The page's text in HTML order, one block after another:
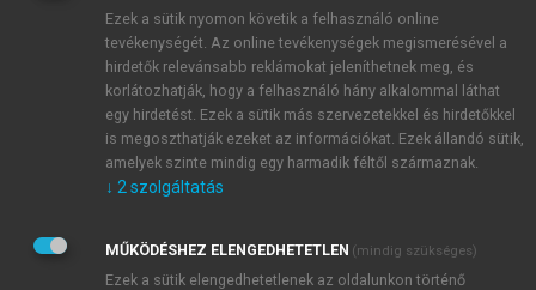
JELSZÓ ÚJRA
Kérek értesítést a MeRSZ újdonságairól, akcióiról.
Kérek értesítést az Akadémiai Kiadó Zrt. újdonságairól,
Adatkezelési tájékoztatóbanfoglaltakat tudomásul
veszem és elfogadom.
Ezek a sütik nyomon követik a felhasználó online
tevékenységét. Az online tevékenységek megismerésével a
hirdetők relevánsabb reklámokat jeleníthetnek meg, és
korlátozhatják, hogy a felhasználó hány alkalommal láthat
egy hirdetést. Ezek a sütik más szervezetekkel és hirdetőkkel
is megoszthatják ezeket az információkat. Ezek állandó sütik,
amelyek szinte mindig egy harmadik féltől származnak.
↓ 2 szolgáltatás
MŰKÖDÉSHEZ ELENGEDHETETLEN (mindig szükséges)
Ezek a sütik elengedhetetlenek az oldalunkon történő